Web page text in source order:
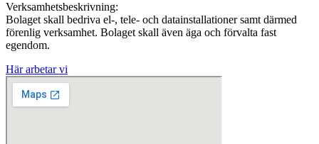
Verksamhetsbeskrivning:
Bolaget skall bedriva el-, tele- och datainstallationer samt därmed
förenlig verksamhet. Bolaget skall även äga och förvalta fast
egendom.
Här arbetar vi